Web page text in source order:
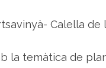
c
o
s
Calella de
la temàtica de